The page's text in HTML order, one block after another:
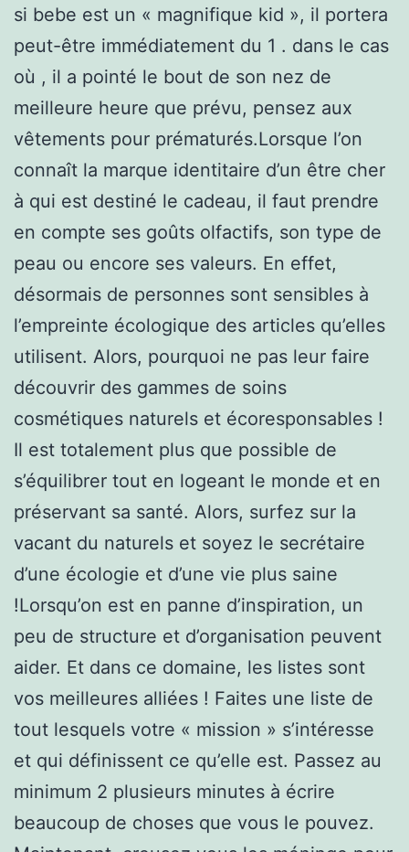
si bebe est un « magnifique kid », il portera
peut-être immédiatement du 1 . dans le cas
où , il a pointé le bout de son nez de
meilleure heure que prévu, pensez aux
vêtements pour prématurés.Lorsque l’on
connaît la marque identitaire d’un être cher
à qui est destiné le cadeau, il faut prendre
en compte ses goûts olfactifs, son type de
peau ou encore ses valeurs. En effet,
désormais de personnes sont sensibles à
l’empreinte écologique des articles qu’elles
utilisent. Alors, pourquoi ne pas leur faire
découvrir des gammes de soins
cosmétiques naturels et écoresponsables !
Il est totalement plus que possible de
s’équilibrer tout en logeant le monde et en
préservant sa santé. Alors, surfez sur la
vacant du naturels et soyez le secrétaire
d’une écologie et d’une vie plus saine
!Lorsqu’on est en panne d’inspiration, un
peu de structure et d’organisation peuvent
aider. Et dans ce domaine, les listes sont
vos meilleures alliées ! Faites une liste de
tout lesquels votre « mission » s’intéresse
et qui définissent ce qu’elle est. Passez au
minimum 2 plusieurs minutes à écrire
beaucoup de choses que vous le pouvez.